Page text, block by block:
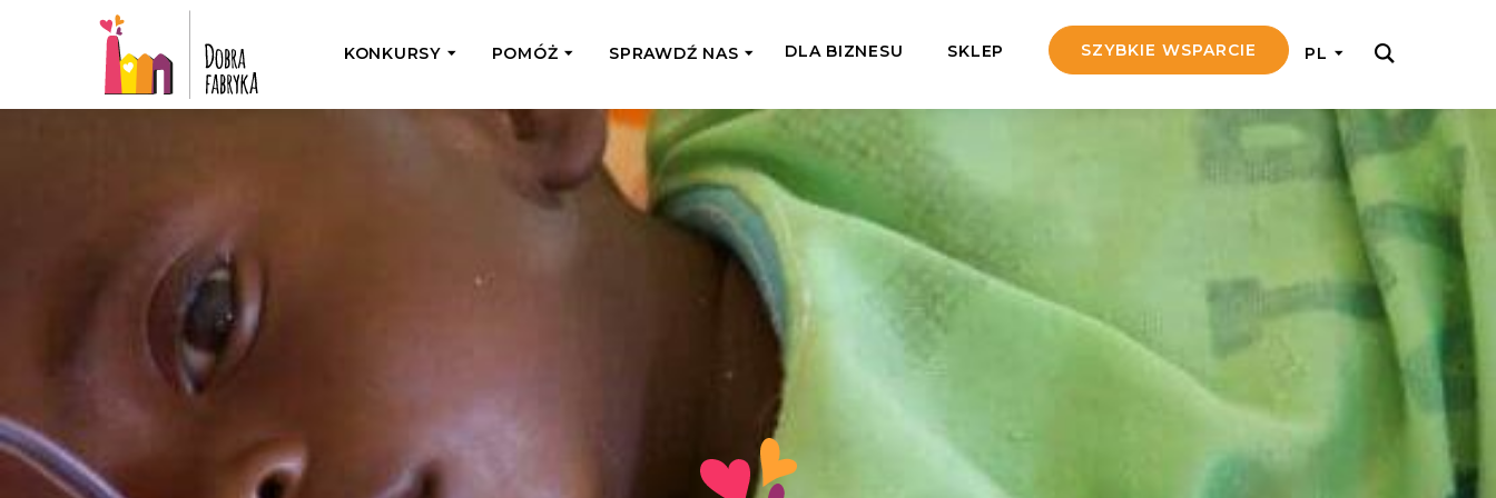
KONKURSY
Odwiedź jedno z miejsc, w których
Wyjedź do Grecji z Michałem
POMÓŻ
POMAGAM JEDNORAZOWO
Przekaż Kalorie
Podaruj dziecku posiłek z okazji Dnia
Przekaż niewielką część swojego
Przekaż pomoc tam, gdzie jest teraz
najbardziej potrzebna
pomoc 5 zł tygodniowo
Adoptuj Seniora
Dołącz do rodziny Seniora, wspierając
go finansowo i emocjonalnie
i pozostań z nim kontakcie
SPRAWDŹ NAS
Zespół Fundacji
Poznaj listonoszy przekazanego przez
Ciebie wsparcia
Jak pomagamy
Karmimy, Leczymy, Uczymy, Dajemy
Pracę – sprawdź co to oznacza w
Co już zrobiliśmy
Przeczytaj historie ludzi, którym już
Gdzie działamy
DLA BIZNESU SKLEP SZYBKIE WSPARCIE PL